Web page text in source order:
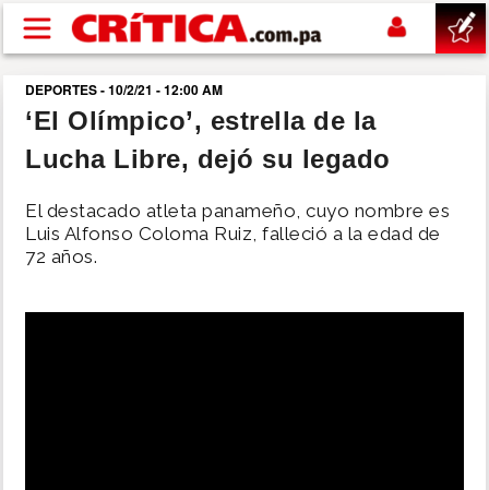
Pasar al contenido principal
buscar
SUCESOS
NACIONAL
DEPORTES - 10/2/21 - 12:00 AM
‘El Olímpico’, estrella de la
Lucha Libre, dejó su legado
El destacado atleta panameño, cuyo nombre es
Luis Alfonso Coloma Ruiz, falleció a la edad de
72 años.